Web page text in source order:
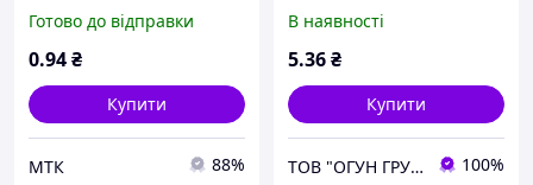
Готово до відправки
0.94₴
Купити
МТК 88%
В наявності
5.36₴
Купити
ТОВ "ОГУН ГРУП" 100%